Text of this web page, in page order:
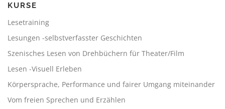
KURSE
Lesetraining
Lesungen -selbstverfasster Geschichten
Szenisches Lesen von Drehbüchern für Theater/Film
Lesen -Visuell Erleben
Körpersprache, Performance und fairer Umgang miteinander
Vom freien Sprechen und Erzählen